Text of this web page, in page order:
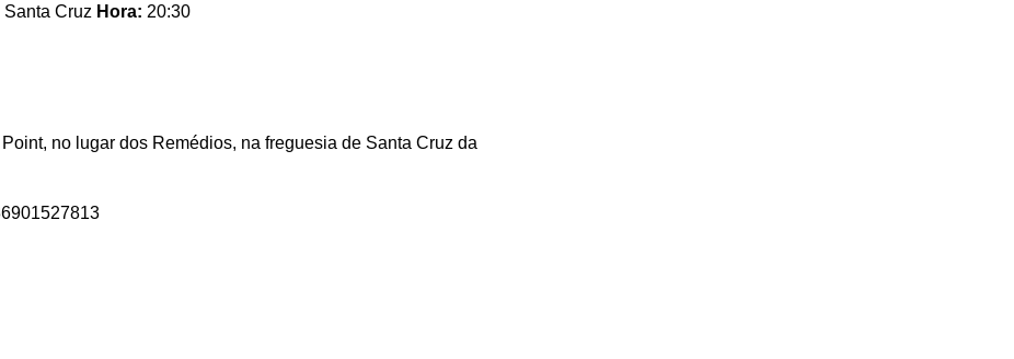
Cruz Hora: 20:30
no lugar dos Remédios, na freguesia de Santa Cruz da